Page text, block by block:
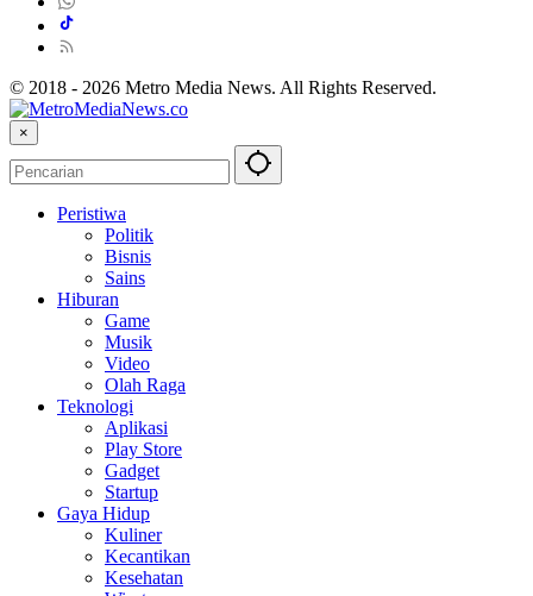
© 2018 - 2026 Metro Media News. All Rights Reserved.
×
Peristiwa
Politik
Bisnis
Sains
Hiburan
Game
Musik
Video
Olah Raga
Teknologi
Aplikasi
Play Store
Gadget
Startup
Gaya Hidup
Kuliner
Kecantikan
Kesehatan